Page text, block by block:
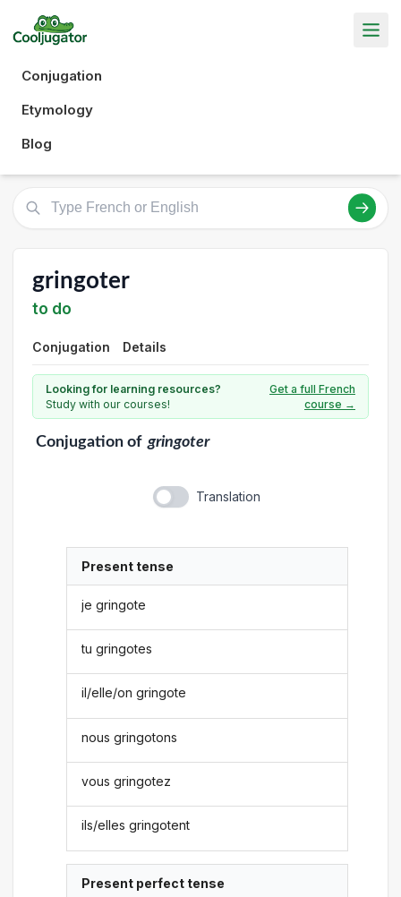
Conjugation
Etymology
Blog
gringoter
to do
Conjugation Details
Looking for learning resources?
Study with our courses!
Get a full French
course →
Conjugationof gringoter
Translation
Present tense
je gringote
tu gringotes
il/elle/on gringote
nous gringotons
vous gringotez
ils/elles gringotent
Present perfect tense